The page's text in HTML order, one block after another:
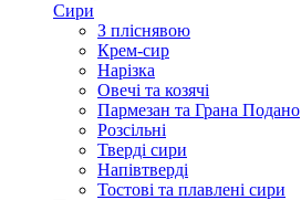
Сири
З пліснявою
Крем-сир
Нарізка
Овечі та козячі
Пармезан та Грана Подано
Розсільні
Тверді сири
Напівтверді
Тостові та плавлені сири